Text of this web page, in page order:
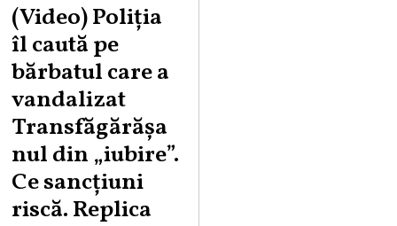
G
S
7
,
(Video) Poliția
îl caută pe
bărbatul care a
vandalizat
Transfăgărășa
nul din „iubire”.
Ce sancțiuni
riscă. Replica